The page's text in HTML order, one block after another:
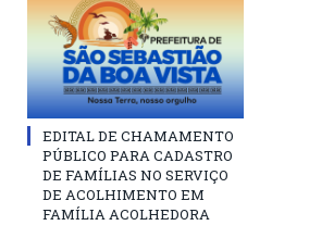
EDITAL DE CHAMAMENTO
PÚBLICO PARA CADASTRO
DE FAMÍLIAS NO SERVIÇO
DE ACOLHIMENTO EM
FAMÍLIA ACOLHEDORA